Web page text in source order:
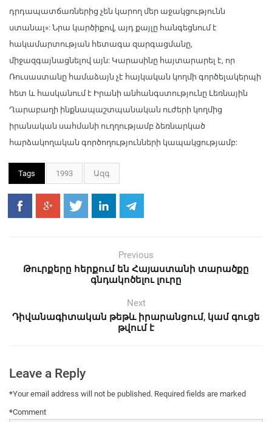
դրդապատճառներից չեն կարող մեր աջակցությունն
ստանալ»: Նրա կարծիքով, այդ քայլը հանգեցնում է
հակամարտության հետագա զարգացմանը,
միջազգայնացնելով այն: Կարասինը հայտարարել է, որ
Ռուսաստանը համաձայն չէ հայկական կողմի գործելակերպի
հետ և հասկանում է Իրանի անհանգստությունը Լեռնային
Ղարաբաղի ինքնապաշտպանական ուժերի կողմից
իրանական սահմանի ուղղությամբ ձեռնարկած
հարձակողական գործողությունների կապակցությամբ:
Tags 1993 Ազգ
Previous
Թուրքերը հերքում են Հայաստանի տարածքը
գնդակոծելու լուրը
Next
Դիվանագիտական թեթև իրարանցում, կամ գուցե
թվում է
Leave a Reply
Your email address will not be published. Required fields are marked
*
Comment
*